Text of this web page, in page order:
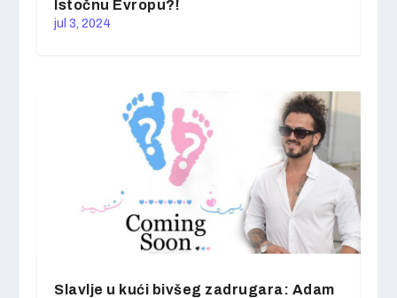
Istočnu Evropu?!
jul 3, 2024
Slavlje u kući bivšeg zadrugara: Adam